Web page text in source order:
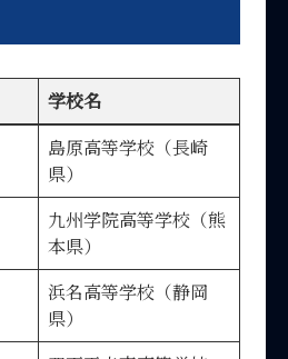
学校名
島原高等学校（長崎
県）
九州学院高等学校（熊
本県）
浜名高等学校（静岡
県）